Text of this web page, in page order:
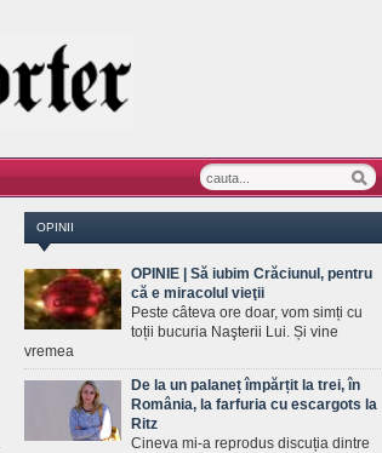
OPINII
OPINIE | Să iubim Crăciunul, pentru
că e miracolul vieţii
Peste câteva ore doar, vom simți cu
toții bucuria Naşterii Lui. Și vine
vremea
De la un palaneț împărțit la trei, în
România, la farfuria cu escargots la
Ritz
Cineva mi-a reprodus discuția dintre